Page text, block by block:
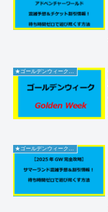
★ゴールデンウィーク2026